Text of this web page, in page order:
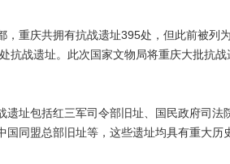
重庆共拥有抗战遗址395处，但此前被列
抗战遗址。此次国家文物局将重庆大批抗战
址包括红三军司令部旧址、国民政府司法
同盟总部旧址等，这些遗址均具有重大历